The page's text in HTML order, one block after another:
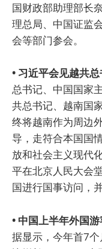
国财政部助理部长
理总局、中国证监
会等部门参会。
• 习近平会见越共
总书记、中国国家
共总书记、越南国
终将越南作为周边
导，走符合本国国
放和社会主义现代
平在北京人民大会
国进行国事访问，
• 中国上半年外国
据显示，今年首7